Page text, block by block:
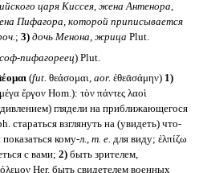
царя Киссея, жена Антенора,
Пифагора, которой приписывается
; 3) дочь Менона, жрица Plut.
пифагореец) Plut.
(fut. θεάσομαι, aor. ἐθεᾱσάμην) 1)
ἔργον Hom.): τὸν πάντες λαοὶ
глядели на приближающегося
стараться взглянуть на (увидеть) что-
показаться кому-л., т. е. для виду; ἐλπίζω
с вами; 2)быть зрителем,
Her. быть свидетелем военных